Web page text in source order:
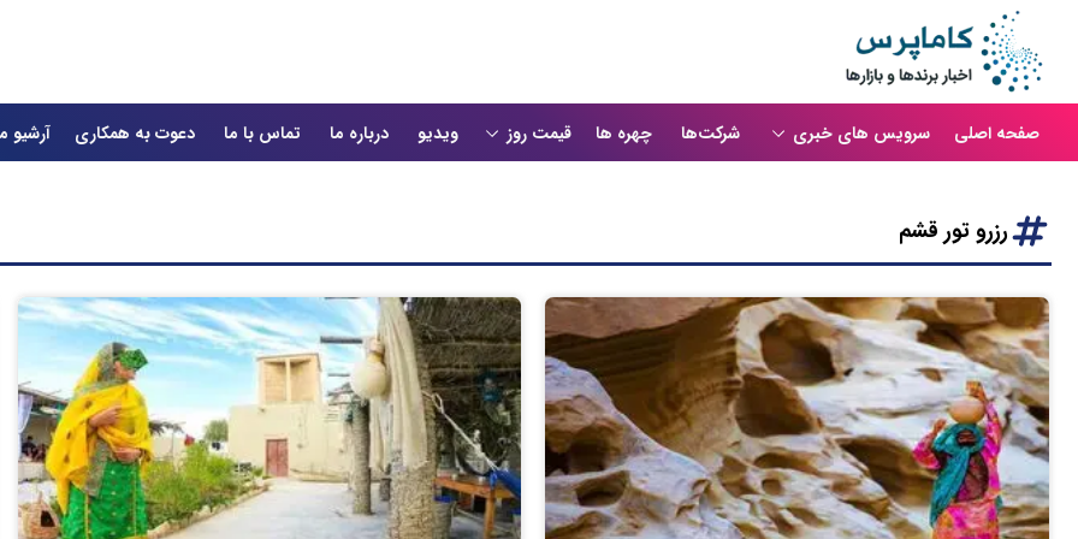
صفحه اصلی سرویس های خبری شرکت‌ها چهره ها قیمت روز ویدیو درباره ما تماس با ما دعوت به همکاری آرشیو
رزرو تور قشم